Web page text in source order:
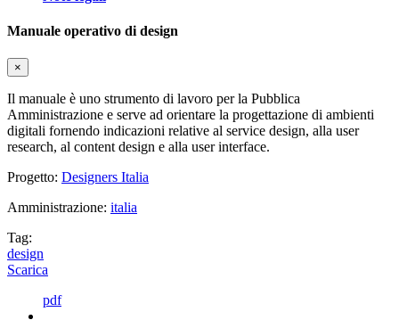
Manuale operativo di design
×
Il manuale è uno strumento di lavoro per la Pubblica
Amministrazione e serve ad orientare la progettazione di ambienti
digitali fornendo indicazioni relative al service design, alla user
research, al content design e alla user interface.
Progetto: Designers Italia
Amministrazione: italia
Tag:
design
Scarica
pdf